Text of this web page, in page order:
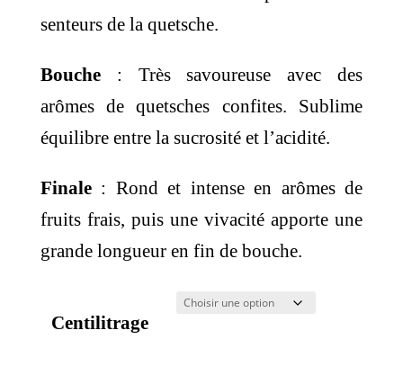
senteurs de la quetsche.
Bouche: Très savoureuse avec des
arômes de quetsches confites. Sublime
équilibre entre la sucrosité et l’acidité.
Finale: Rond et intense en arômes de
fruits frais, puis une vivacité apporte une
grande longueur en fin de bouche.
Centilitrage